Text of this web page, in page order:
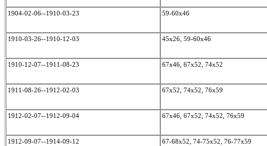
1904-02-06--1910-03-23 59-60x46
1910-03-26--1910-12-03 45x26, 59-60x46
1910-12-07--1911-08-23 67x46, 67x52, 74x52
1911-08-26--1912-02-03 67x52, 74x52, 76x59
1912-02-07--1912-09-04 67x46, 67x52, 74x52, 76x59
1912-09-07--1914-09-12 67-68x52, 74-75x52, 76-77x59